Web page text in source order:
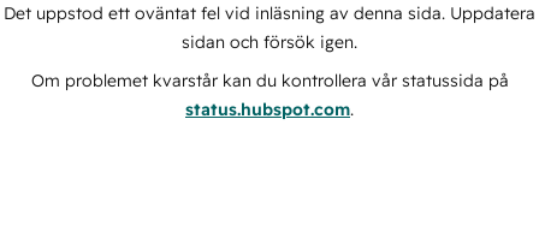
Det uppstod ett oväntat fel vid inläsning av denna sida. Uppdatera
sidan och försök igen.
Om problemet kvarstår kan du kontrollera vår statussida på
status.hubspot.com.